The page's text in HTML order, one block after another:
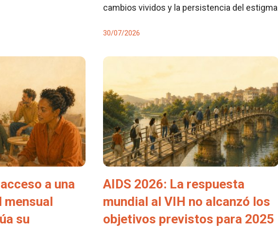
cambios vividos y la persistencia del estigma
30/07/2026
a una
mensual
su
AIDS 2026: La respuesta
mundial al VIH no alcanzó los
objetivos previstos para 2025